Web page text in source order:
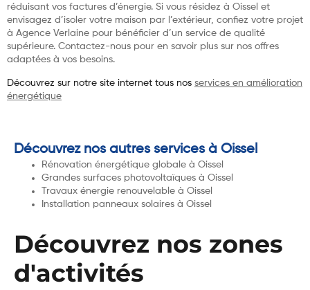
réduisant vos factures d’énergie. Si vous résidez à Oissel et
envisagez d’isoler votre maison par l’extérieur, confiez votre projet
à Agence Verlaine pour bénéficier d’un service de qualité
supérieure. Contactez-nous pour en savoir plus sur nos offres
adaptées à vos besoins.
Découvrez sur notre site internet tous nos services en amélioration
énergétique
Découvrez nos autres services à Oissel
Rénovation énergétique globale à Oissel
Grandes surfaces photovoltaïques à Oissel
Travaux énergie renouvelable à Oissel
Installation panneaux solaires à Oissel
Découvrez nos zones
d'activités